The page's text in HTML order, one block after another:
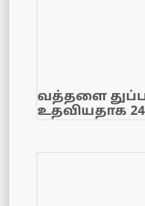
வத்தளை
உதவியதாக